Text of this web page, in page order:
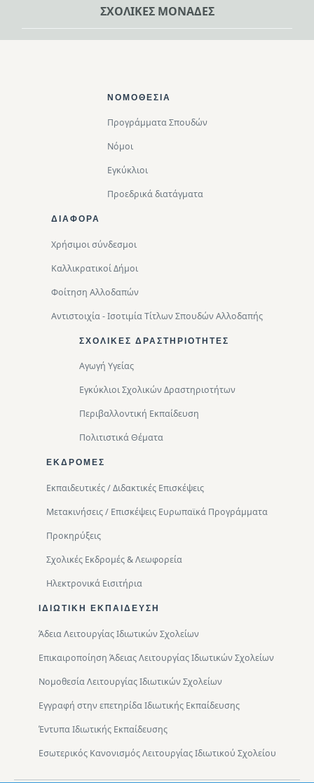
ΣΧΟΛΙΚΕΣ ΜΟΝΑΔΕΣ
ΝΟΜΟΘΕΣΊΑ
Προγράμματα Σπουδών
Νόμοι
Εγκύκλιοι
Προεδρικά διατάγματα
ΔΙΑΦΟΡΑ
Χρήσιμοι σύνδεσμοι
Καλλικρατικοί Δήμοι
Φοίτηση Αλλοδαπών
Αντιστοιχία - Ισοτιμία Τίτλων Σπουδών Αλλοδαπής
ΣΧΟΛΙΚΈΣ ΔΡΑΣΤΗΡΙΌΤΗΤΕΣ
Αγωγή Υγείας
Εγκύκλιοι Σχολικών Δραστηριοτήτων
Περιβαλλοντική Eκπαίδευση
Πολιτιστικά Θέματα
ΕΚΔΡΟΜΈΣ
Εκπαιδευτικές / Διδακτικές Επισκέψεις
Μετακινήσεις / Επισκέψεις Ευρωπαϊκά Προγράμματα
Προκηρύξεις
Σχολικές Εκδρομές & Λεωφορεία
Ηλεκτρονικά Εισιτήρια
ΙΔΙΩΤΙΚΉ ΕΚΠΑΊΔΕΥΣΗ
Άδεια Λειτουργίας Ιδιωτικών Σχολείων
Επικαιροποίηση Άδειας Λειτουργίας Ιδιωτικών Σχολείων
Νομοθεσία Λειτουργίας Ιδιωτικών Σχολείων
Εγγραφή στην επετηρίδα Ιδιωτικής Εκπαίδευσης
Έντυπα Ιδιωτικής Εκπαίδευσης
Εσωτερικός Κανονισμός Λειτουργίας Ιδιωτικού Σχολείου